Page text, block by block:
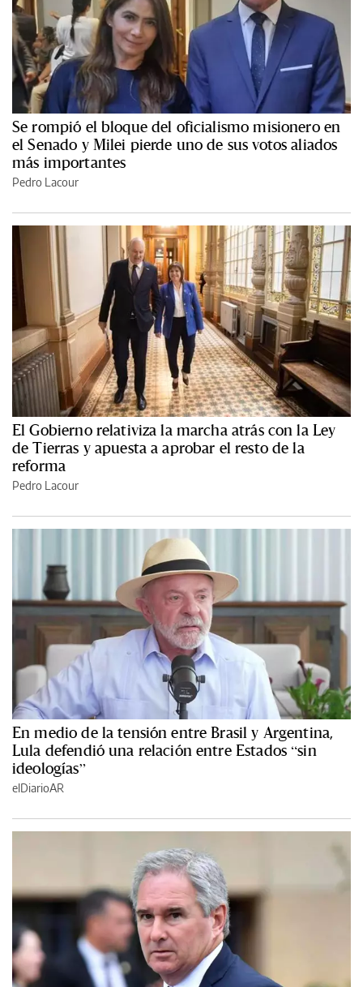
Se rompió el bloque del oficialismo misionero en
el Senado y Milei pierde uno de sus votos aliados
más importantes
Pedro Lacour
El Gobierno relativiza la marcha atrás con la Ley
de Tierras y apuesta a aprobar el resto de la
reforma
Pedro Lacour
En medio de la tensión entre Brasil y Argentina,
Lula defendió una relación entre Estados “sin
ideologías”
elDiarioAR